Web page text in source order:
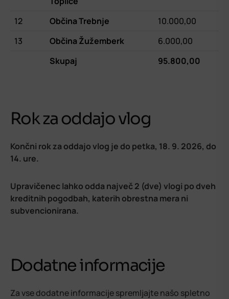
12
Občina Trebnje
10.000,00
13
Občina Žužemberk
6.000,00
Skupaj
95.800,00
Rok za oddajo vlog
Končni rok za oddajo vlog je do petka, 18. 9. 2026, do
14. ure.
Upravičenec lahko odda največ 2 (dve) vlogi po dveh
kreditnih pogodbah, katerih obrestna mera ni
subvencionirana.
Dodatne informacije
Za vse dodatne informacije spremljajte našo spletno